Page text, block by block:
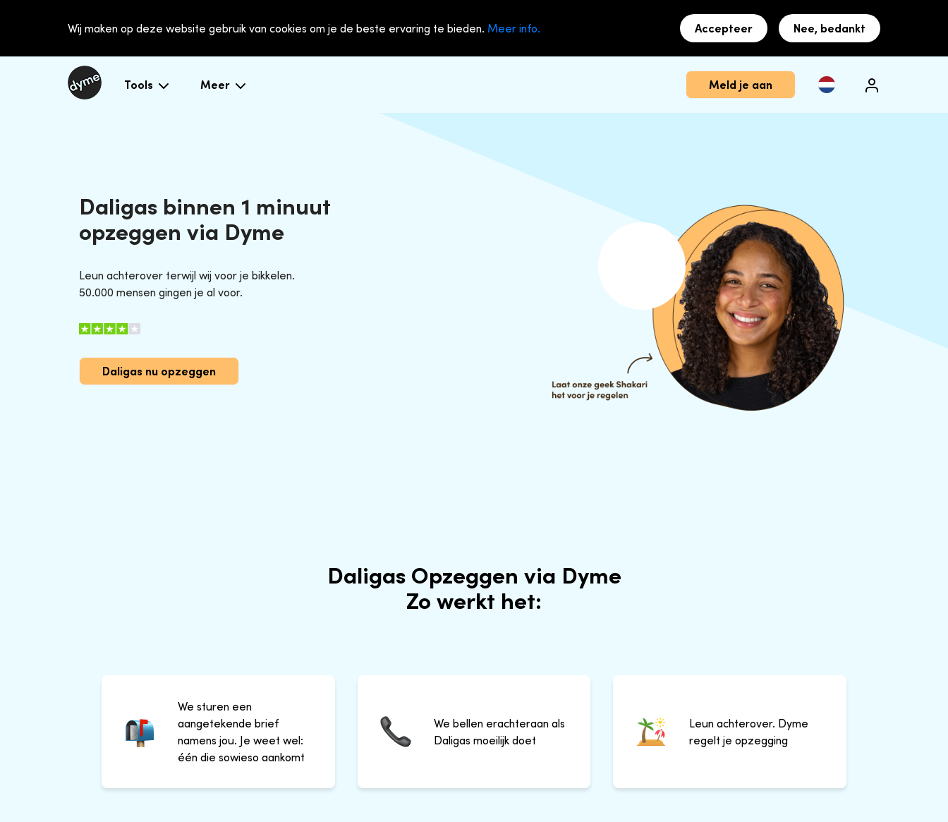
Wij maken op deze website gebruik van cookies om je de beste ervaring te bieden. Meer info. Accepteer Nee, bedankt
Tools Meer Meld je aan
Daligas binnen 1 minuut
opzeggen via Dyme
Leun achterover terwijl wij voor je bikkelen.
50.000 mensen gingen je al voor.
Daligas nu opzeggen
Daligas Opzeggen via Dyme
Zo werkt het:
We sturen een
aangetekende brief
namens jou. Je weet wel:
één die sowieso aankomt
We bellen erachteraan als
Daligas moeilijk doet
Leun achterover. Dyme
regelt je opzegging